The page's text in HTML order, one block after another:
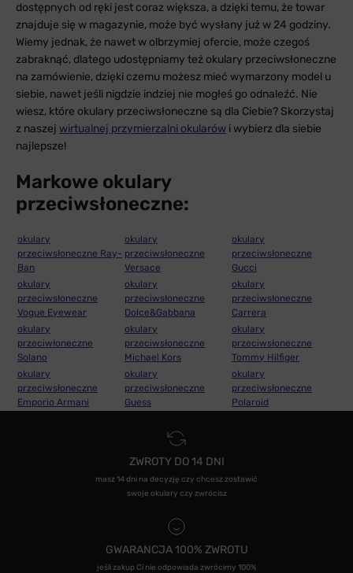
dostępnych od ręki jest coraz większa, a dzięki temu, że towar
znajduje się w magazynie, może być wysłany już w 24 godziny.
Wiemy jednak, że nawet w olbrzymiej ofercie, może czegoś
zabraknąć, dlatego udostępniamy też okulary przeciwsłoneczne
na zamówienie, dzięki czemu możesz mieć wymarzony model u
siebie, nawet jeśli nigdzie indziej nie mogłeś go odnaleźć. Nie
wiesz, które okulary przeciwsłoneczne są dla Ciebie? Skorzystaj
z naszej wirtualnej przymierzalni okularów i wybierz dla siebie
najlepsze!
Markowe okulary
przeciwsłoneczne:
okulary
przeciwsłoneczne Ray-
Ban
okulary
przeciwsłoneczne
Versace
okulary
przeciwsłoneczne
Gucci
okulary
przeciwsłoneczne
Vogue Eyewear
okulary
przeciwsłoneczne
Dolce&Gabbana
okulary
przeciwsłoneczne
Carrera
okulary
przeciwłoneczne
Solano
okulary
przeciwsłoneczne
Michael Kors
okulary
przeciwsłoneczne
Tommy Hilfiger
okulary
przeciwsłoneczne
Emporio Armani
okulary
przeciwsłoneczne
Guess
okulary
przeciwsłoneczne
Polaroid
ZWROTY DO 14 DNI
masz 14 dni na decyzję czy chcesz zostawić
swoje okulary czy zwrócisz
GWARANCJA 100% ZWROTU
jeśli zakup Ci nie odpowiada zwrócimy 100%